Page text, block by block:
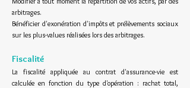
arbitrages.
Bénéficier d'exonération d'impôts et prélèvements sociaux
sur les plus-values réalisées lors des arbitrages.
Fiscalité
La fiscalité appliquée au contrat d'assurance-vie est
calculée en fonction du type d'opération : rachat total,